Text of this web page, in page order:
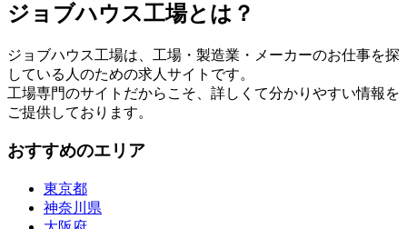
ジョブハウス工場とは？
ジョブハウス工場は、工場・製造業・メーカーのお仕事を探
している人のための求人サイトです。
工場専門のサイトだからこそ、詳しくて分かりやすい情報を
ご提供しております。
おすすめのエリア
東京都
神奈川県